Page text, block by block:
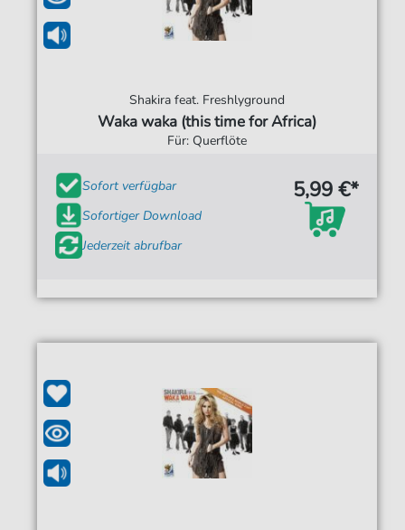
Shakira feat. Freshlyground
Waka waka (this time for Africa)
Für: Querflöte
Sofort verfügbar
Sofortiger Download
Jederzeit abrufbar
5,99 €*